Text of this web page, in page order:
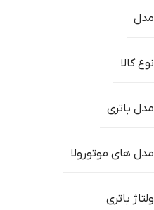
مدل
نوع کالا
مدل باتری
مدل های موتورولا
ولتاژ باتری